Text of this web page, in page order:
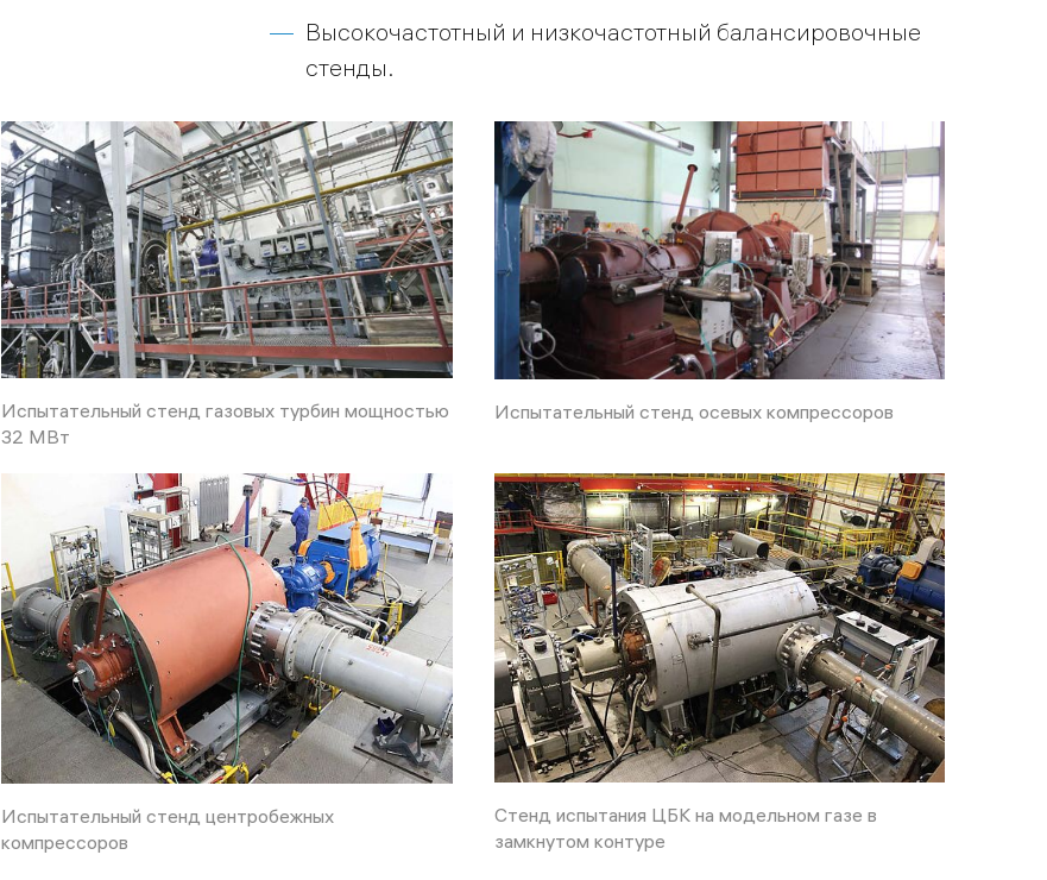
Высокочастотный и низкочастотный балансировочные
стенды.
Испытательный стенд газовых турбин мощностью
32 МВт
Испытательный стенд осевых компрессоров
Испытательный стенд центробежных
компрессоров
Стенд испытания ЦБК на модельном газе в
замкнутом контуре